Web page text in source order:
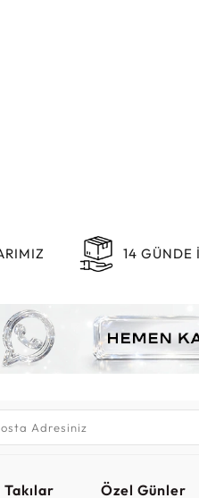
14 GÜNDE
Takılar Özel Günler